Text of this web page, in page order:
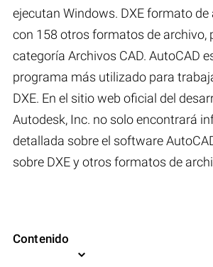
ejecutan Windows. DXE formato
con 158 otros formatos de archivo,
categoría Archivos CAD. AutoCAD
programa más utilizado para
DXE. En el sitio web oficial del
Autodesk, Inc. no solo encontrará
detallada sobre el software
sobre DXE y otros formatos de
Contenido